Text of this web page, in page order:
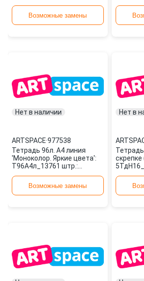
4680211101 977491
ARTSPACE
Возможные замены
Нет в наличии
ARTSPACE·977538
Тетрадь 96л. А4 линия
'Моноколор. Яркие цвета':
Т96А4л_13761 штр.:
ARTSPACEВозможные замены
Нет в
скрепке